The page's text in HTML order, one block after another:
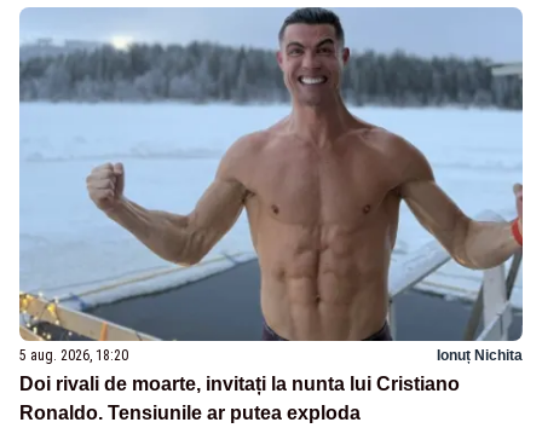
5 aug. 2026, 18:20 Ionuț Nichita
Doi rivali de moarte, invitați la nunta lui Cristiano
Ronaldo. Tensiunile ar putea exploda